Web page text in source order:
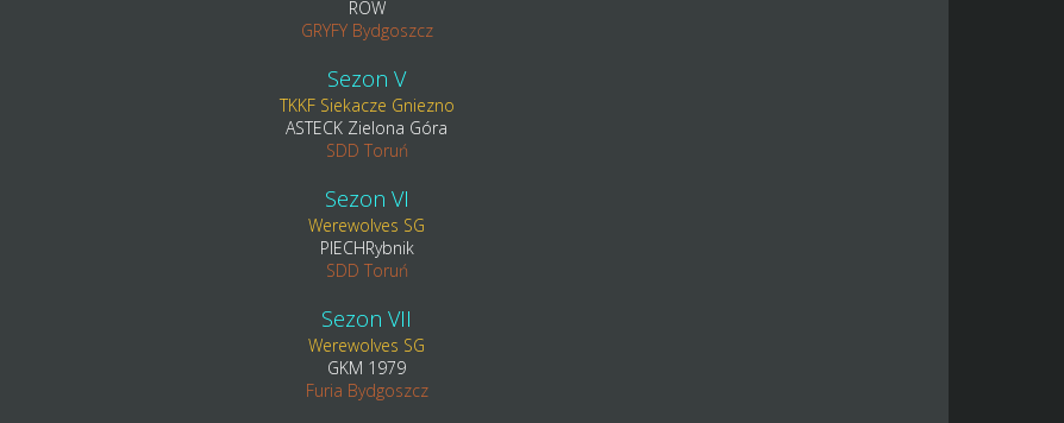
ROW
GRYFY Bydgoszcz
Sezon V
TKKF Siekacze Gniezno
ASTECK Zielona Góra
SDD Toruń
Sezon VI
Werewolves SG
PIECHRybnik
SDD Toruń
Sezon VII
Werewolves SG
GKM 1979
Furia Bydgoszcz